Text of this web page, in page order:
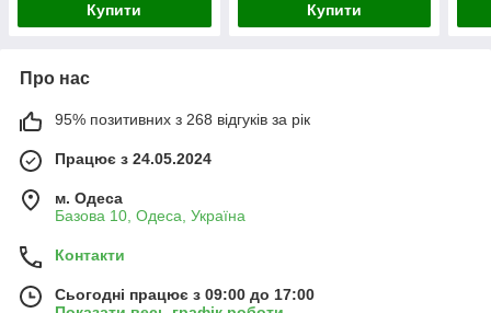
Купити Купити
Про нас
95% позитивних з 268 відгуків за рік
Працює з 24.05.2024
м. Одеса
Базова 10, Одеса, Україна
Контакти
Сьогодні працює з 09:00 до 17:00